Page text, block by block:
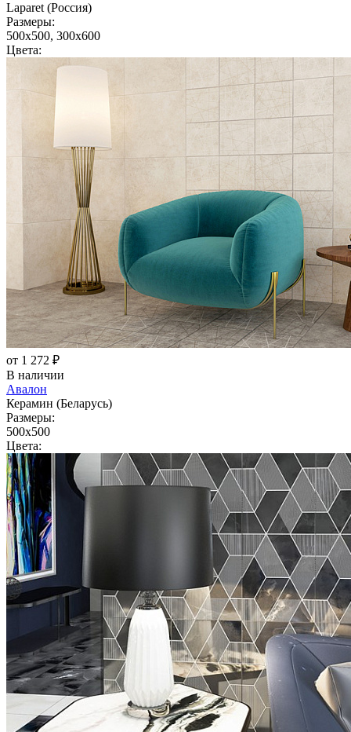
Laparet (Россия)
Размеры:
500x500, 300x600
Цвета:
от 1 272 ₽
В наличии
Авалон
Керамин (Беларусь)
Размеры:
500x500
Цвета: